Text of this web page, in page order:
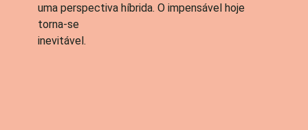
uma perspectiva híbrida. O impensável hoje
torna-se
inevitável.